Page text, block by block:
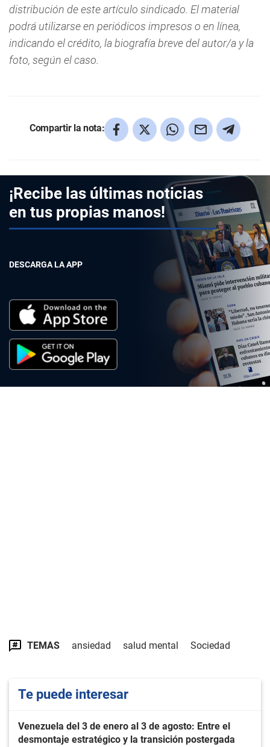
distribución de este artículo sindicado. El material
podrá utilizarse en periódicos impresos o en línea,
indicando el crédito, la biografía breve del autor/a y la
foto, según el caso.
Compartir la nota:
¡Recibe las últimas noticias
en tus propias manos!
DESCARGA LA APP
TEMAS ansiedad salud mental Sociedad
Te puede interesar
Venezuela del 3 de enero al 3 de agosto: Entre el
desmontaje estratégico y la transición postergada